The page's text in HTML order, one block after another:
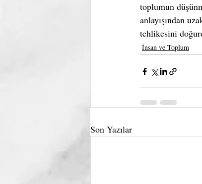
toplumun
anlayışından
tehlikesini
İnsan ve Toplum
Son Yazılar